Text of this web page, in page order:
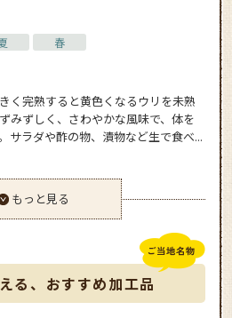
春
く完熟すると黄色くなるウリを未熟
みずしく、さわやかな風味で、体を
サラダや酢の物、漬物など生で食べ...
もっと見る
る、おすすめ加工品